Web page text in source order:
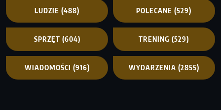
LUDZIE (488) POLECANE (529)
SPRZĘT (604) TRENING (529)
WIADOMOŚCI (916) WYDARZENIA (2855)